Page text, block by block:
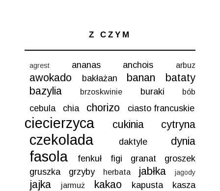
Z CZYM
agrest ananas anchois arbuz
awokado bakłażan banan
bataty
bazylia
brzoskwinie buraki bób
cebula chia chorizo ciasto francuskie
ciecierzyca cukinia cytryna
czekolada daktyle dynia
fasola fenkuł figi granat
groszek
gruszka
grzyby herbata jabłka jagody
jajka jarmuż kakao kapusta kasza